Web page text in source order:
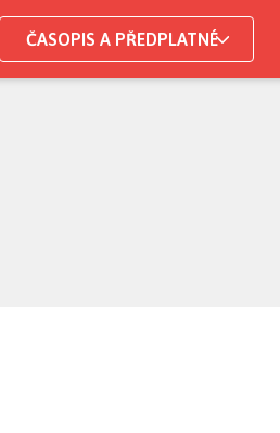
ČASOPIS A PŘEDPLATNÉ